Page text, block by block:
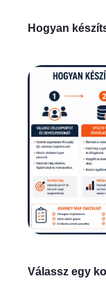
Hogyan
Válassz egy